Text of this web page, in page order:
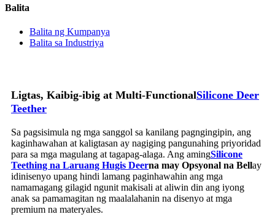
Balita
Balita ng Kumpanya
Balita sa Industriya
Ligtas, Kaibig-ibig at Multi-FunctionalSilicone Deer
Teether
Sa pagsisimula ng mga sanggol sa kanilang pagngingipin, ang
kaginhawahan at kaligtasan ay nagiging pangunahing priyoridad
para sa mga magulang at tagapag-alaga. Ang amingSilicone
Teething na Laruang Hugis Deerna may Opsyonal na Bellay
idinisenyo upang hindi lamang paginhawahin ang mga
namamagang gilagid ngunit makisali at aliwin din ang iyong
anak sa pamamagitan ng maalalahanin na disenyo at mga
premium na materyales.